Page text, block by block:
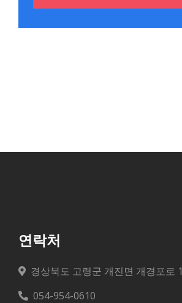
연락처
경상북도 고령군 개진면 개경포로
054-954-0610